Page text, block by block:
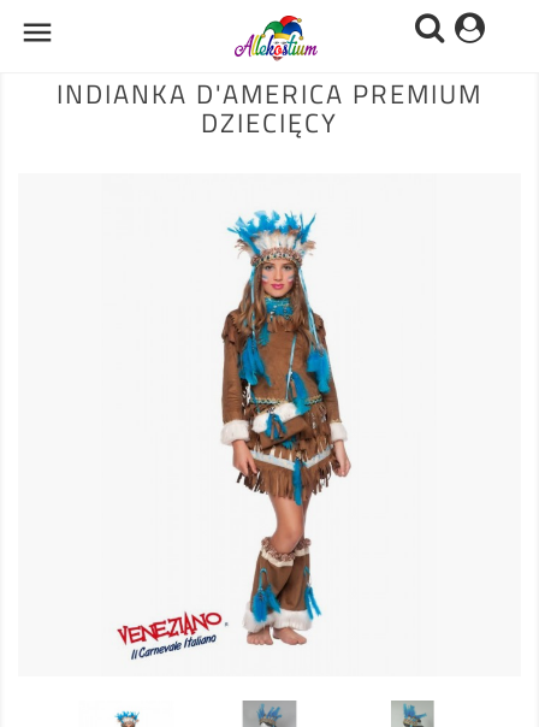

INDIANKA D'AMERICA PREMIUM
DZIECIĘCY